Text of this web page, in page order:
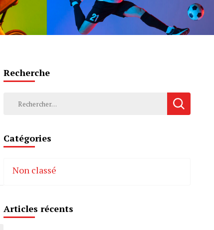
Recherche
Rechercher :
Catégories
Non classé
Articles récents